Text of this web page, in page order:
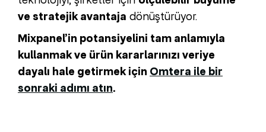
ve stratejik avantaja dönüştürüyor.
Mixpanel’in potansiyelini tam anlamıyla
kullanmak ve ürün kararlarınızı veriye
dayalı hale getirmek için Omtera ile bir
sonraki adımı atın.